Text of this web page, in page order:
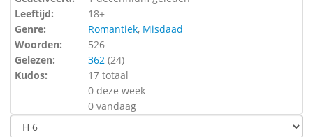
Leeftijd:
18+
Genre:
Romantiek, Misdaad
Woorden:
526
Gelezen:
362 (24)
Kudos:
17 totaal
0 deze week
0 vandaag